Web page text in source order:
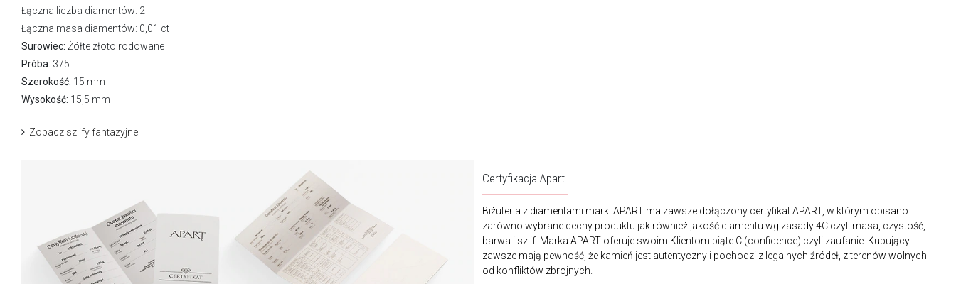
Łączna liczba diamentów: 2
Łączna masa diamentów: 0,01 ct
Surowiec: Żółte złoto rodowane
Próba: 375
Szerokość: 15 mm
Wysokość: 15,5 mm
Zobacz szlify fantazyjne
Certyfikacja Apart
Biżuteria z diamentami marki APART ma zawsze dołączony certyfikat APART, w którym opisano
zarówno wybrane cechy produktu jak również jakość diamentu wg zasady 4C czyli masa, czystość,
barwa i szlif. Marka APART oferuje swoim Klientom piąte C (confidence) czyli zaufanie. Kupujący
zawsze mają pewność, że kamień jest autentyczny i pochodzi z legalnych źródeł, z terenów wolnych
od konfliktów zbrojnych.